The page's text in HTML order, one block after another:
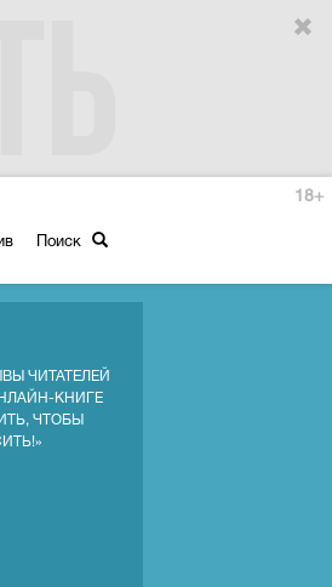
Поиск
18+
ЧИТАТЕЛЕЙ
КНИГЕ
ЧТОБЫ